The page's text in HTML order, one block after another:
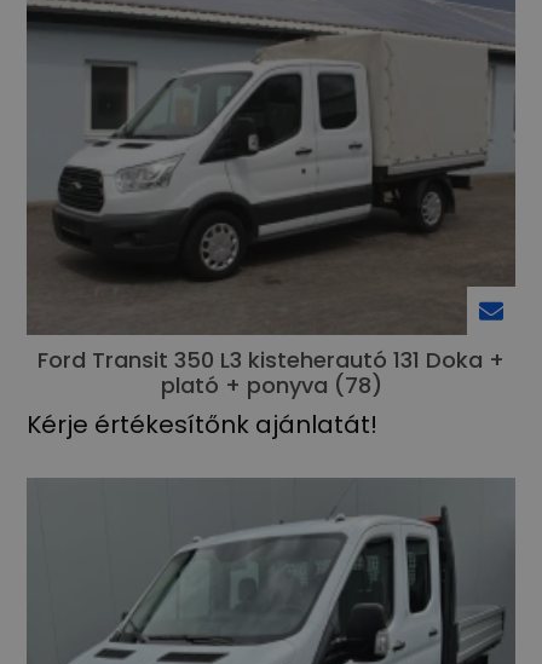
Ford Transit 350 L3 kisteherautó 131 Doka +
plató + ponyva (78)
Kérje értékesítőnk ajánlatát!